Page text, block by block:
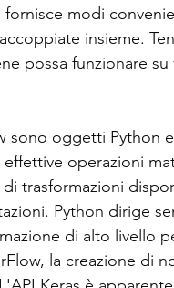
modi
insieme.
possa funzionare
sono oggetti Python
operazioni
trasformazioni
Python dirige
di alto livello
la creazione di